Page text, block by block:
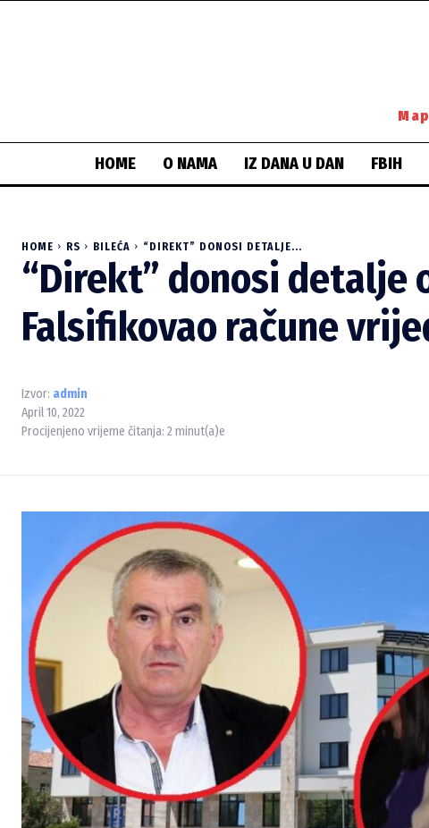
HOME O NAMA IZ DANA U DAN FBIH
HOME RS BILEĆA “DIREKT” DONOSI DETALJE...
“Direkt” donosi detalje
Falsifikovao račune
Izvor: admin
April 10, 2022
Procijenjeno vrijeme čitanja: 2 minut(a)e